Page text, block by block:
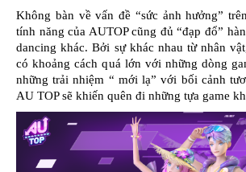
Không bàn về vấn đề “sức ảnh hưởng”
tính năng của AUTOP cũng đủ “đạp đổ”
dancing khác. Bởi sự khác nhau từ nhân
có khoảng cách quá lớn với những dòng
những trải nhiệm “ mới lạ” với bối cảnh
AU TOP sẽ khiến quên đi những tựa game